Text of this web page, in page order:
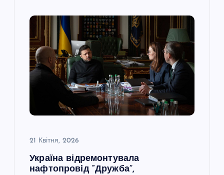
21 Квітня, 2026
Україна відремонтувала
нафтопровід “Дружба”,